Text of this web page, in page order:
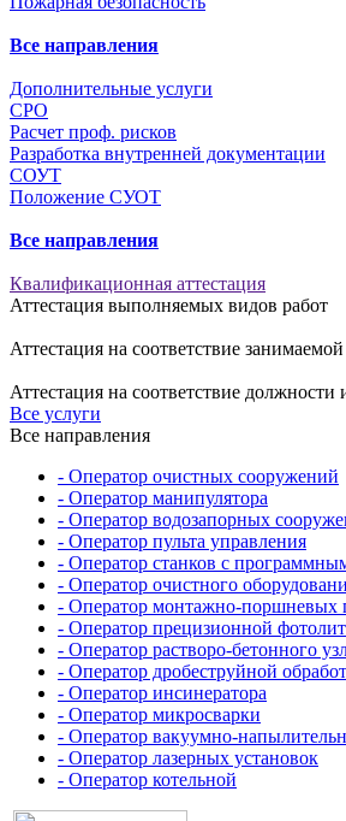
Все направления
Дополнительные услуги
СРО
Расчет проф. рисков
Разработка внутренней документации
СОУТ
Положение СУОТ
Все направления
Квалификационная аттестация
Аттестация выполняемых видов работ
Аттестация на соответствие
Аттестация на соответствие должности
Все услуги
Все направления
- Оператор очистных сооружений
- Оператор манипулятора
- Оператор водозапорных
- Оператор пульта управления
- Оператор станков с
- Оператор очистного
- Оператор монтажно-поршневых
- Оператор прецизионной
- Оператор растворо-бетонного
- Оператор дробеструйной
- Оператор инсинератора
- Оператор микросварки
- Оператор вакуумно-
- Оператор лазерных установок
- Оператор котельной